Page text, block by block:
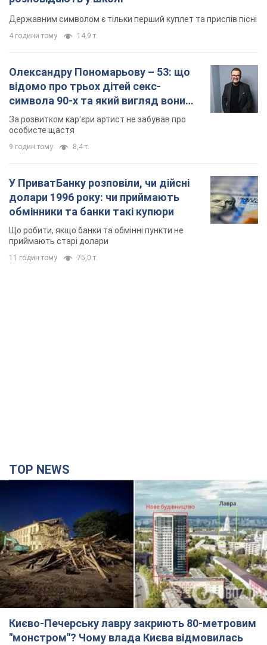
Державним символом є тільки перший куплет та приспів пісні
4 години тому 14,9 т.
Олександру Пономарьову – 53: що
відомо про трьох дітей секс-
символа 90-х та який вигляд вони
мають
За розвитком кар'єри артист не забував про
особисте щастя
9 годин тому 8,4 т.
У ПриватБанку розповіли, чи дійсні
долари 1996 року: чи приймають
обмінники та банки такі купюри
Що робити, якщо банки та обмінні пункти не
приймають старі долари
11 годин тому 75,0 т.
TOP NEWS
Києво-Печерську лавру закриють 80-метровим
"монстром"? Чому влада Києва відмовилась